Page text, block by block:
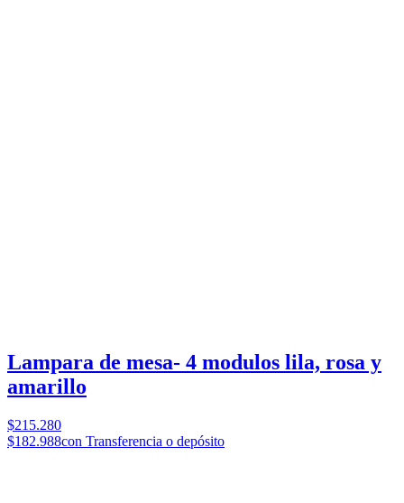
Lampara de mesa- 4 modulos lila, rosa y
amarillo
$215.280
$182.988con Transferencia o depósito